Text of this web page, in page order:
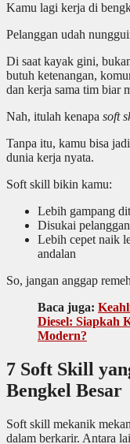
Kamu lagi kerja di
Pelanggan udah
Di saat kayak gini,
butuh ketenangan,
dan kerja sama tim biar
Nah, itulah kenapa soft
Tanpa itu, kamu bisa
dunia kerja nyata.
Soft skill bikin kamu:
Lebih gampang
Disukai
Lebih cepet naik
andalan
So, jangan anggap
Baca juga:
Diesel: Siapkah
Modern?
7 Soft Skill
Bengkel Besar
Soft skill mekanik
dalam berkarir. Antara